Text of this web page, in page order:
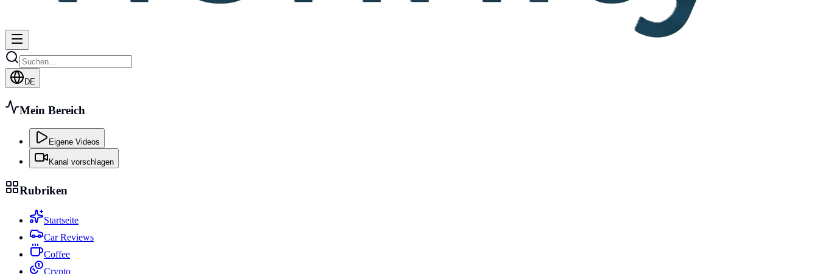
DE
Mein Bereich
Eigene Videos
Kanal vorschlagen
Rubriken
Startseite
Car Reviews
Coffee
Crypto